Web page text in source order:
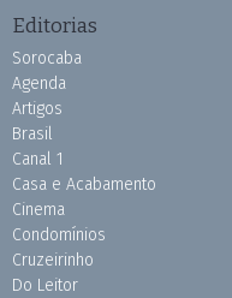
Editorias
Sorocaba
Agenda
Artigos
Brasil
Canal 1
Casa e Acabamento
Cinema
Condomínios
Cruzeirinho
Do Leitor